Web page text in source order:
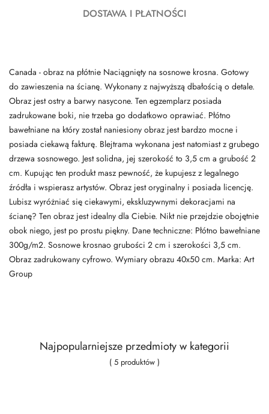
DOSTAWA I PŁATNOŚCI
Canada - obraz na płótnie Naciągnięty na sosnowe krosna. Gotowy
do zawieszenia na ścianę. Wykonany z najwyższą dbałością o detale.
Obraz jest ostry a barwy nasycone. Ten egzemplarz posiada
zadrukowane boki, nie trzeba go dodatkowo oprawiać. Płótno
bawełniane na który został naniesiony obraz jest bardzo mocne i
posiada ciekawą fakturę. Blejtrama wykonana jest natomiast z grubego
drzewa sosnowego. Jest solidna, jej szerokość to 3,5 cm a grubość 2
cm. Kupując ten produkt masz pewność, że kupujesz z legalnego
źródła i wspierasz artystów. Obraz jest oryginalny i posiada licencję.
Lubisz wyróżniać się ciekawymi, ekskluzywnymi dekoracjami na
ścianę? Ten obraz jest idealny dla Ciebie. Nikt nie przejdzie obojętnie
obok niego, jest po prostu piękny. Dane techniczne: Płótno bawełniane
300g/m2. Sosnowe krosnao grubości 2 cm i szerokości 3,5 cm.
Obraz zadrukowany cyfrowo. Wymiary obrazu 40x50 cm. Marka: Art
Group
Najpopularniejsze przedmioty w kategorii
( 5 produktów )